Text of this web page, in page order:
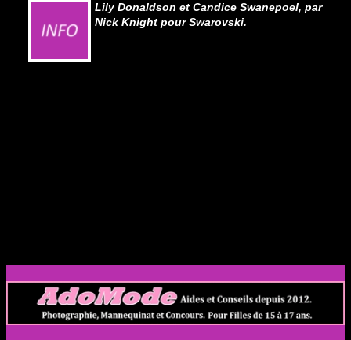
Lily Donaldson et Candice Swanepoel, par
Nick Knight pour Swarovski.